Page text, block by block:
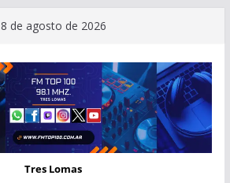
8 de agosto de 2026
Tres Lomas